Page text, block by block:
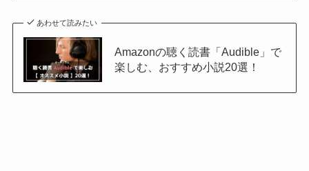
あわせて読みたい
Amazonの聴く読書「Audible」で
楽しむ、おすすめ小説20選！